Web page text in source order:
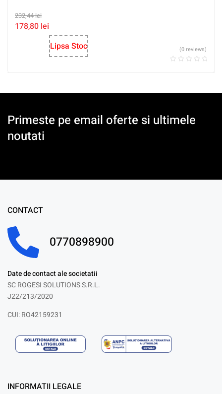
232,44lei
178,80 lei
Lipsa Stoc
(0 reviews)
Primeste pe email oferte si ultimele
noutati
CONTACT
0770898900
Date de contact ale societatii
SC ROGESI SOLUTIONS S.R.L.
J22/213/2020
CUI: RO42159231
INFORMATII LEGALE